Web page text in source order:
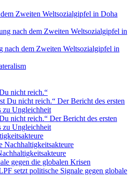
Zweiten Weltsozialgipfel in Doha
nach dem Zweiten Weltsozialgipfel in
nicht reich.“
nicht reich.“ Der Bericht des ersten
zu Ungleichheit
gegen die globalen Krisen